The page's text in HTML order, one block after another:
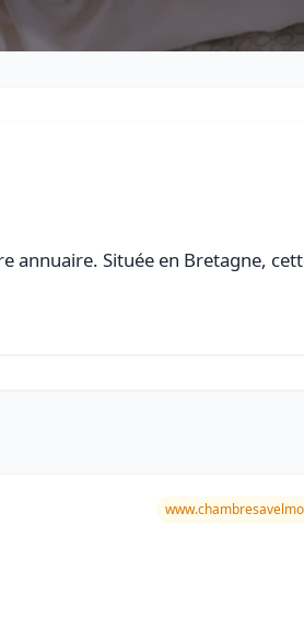
annuaire. Située en Bretagne,